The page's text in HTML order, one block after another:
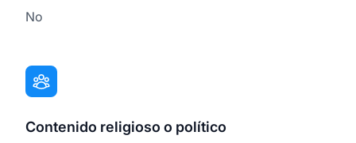
No
Contenido religioso o político